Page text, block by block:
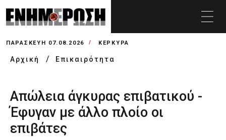
ΠΑΡΑΣΚΕΥΉ 07.08.2026 ΚΕΡΚΥΡΑ
Αρχική Επικαιρότητα
Απώλεια άγκυρας επιβατικού -
Έφυγαν με άλλο πλοίο οι
επιβάτες